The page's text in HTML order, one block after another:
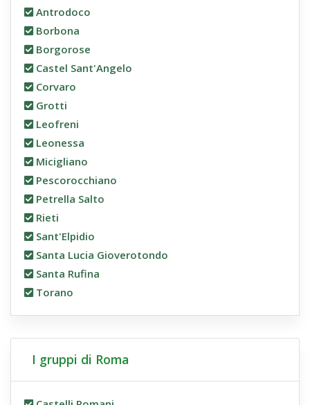
Antrodoco
Borbona
Borgorose
Castel Sant'Angelo
Corvaro
Grotti
Leofreni
Leonessa
Micigliano
Pescorocchiano
Petrella Salto
Rieti
Sant'Elpidio
Santa Lucia Gioverotondo
Santa Rufina
Torano
I gruppi di Roma